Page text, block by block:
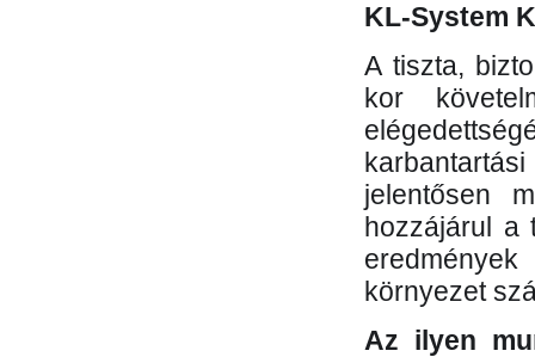
KL-System
A tiszta,
kor
jelentősen
hozzájárul a
környezet
Az ilyen